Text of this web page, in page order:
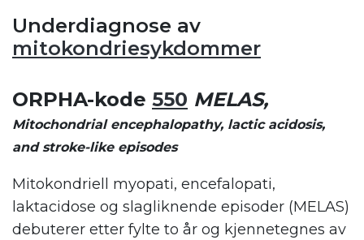
Underdiagnose av
mitokondriesykdommer
ORPHA-kode 550 MELAS,
Mitochondrial encephalopathy, lactic acidosis,
and stroke-like episodes
Mitokondriell myopati, encefalopati,
laktacidose og slagliknende episoder (MELAS)
debuterer etter fylte to år og kjennetegnes av